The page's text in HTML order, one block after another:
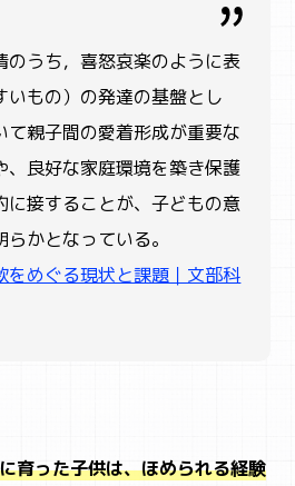
のうち，喜怒哀楽のように表
いもの）の発達の基盤とし
て親子間の愛着形成が重要な
、良好な家庭環境を築き保護
に接することが、子どもの意
かとなっている。
をめぐる現状と課題｜文部科
育った子供は、ほめられる経験